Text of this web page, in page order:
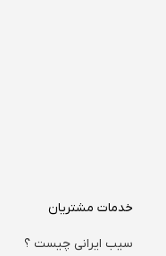
خدمات مشتریان
سیب ایرانی چیست ؟